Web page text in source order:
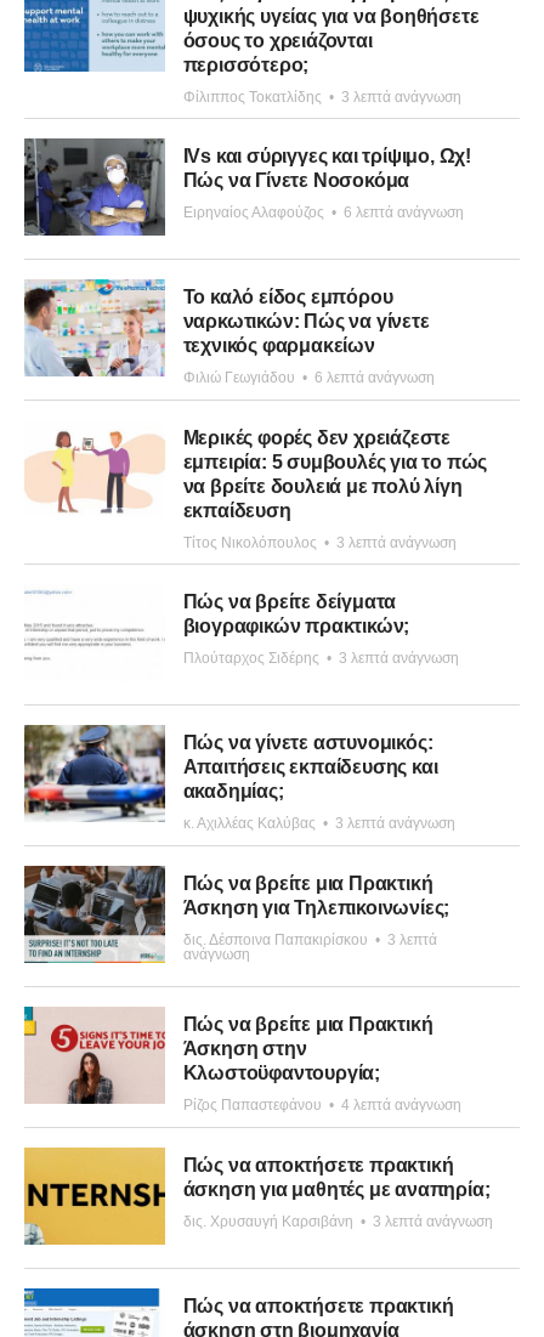
ψυχικής υγείας για να βοηθήσετε
όσους το χρειάζονται
περισσότερο;
Φίλιππος Τοκατλίδης • 3 λεπτά ανάγνωση
IVs και σύριγγες και τρίψιμο, Ωχ!
Πώς να Γίνετε Νοσοκόμα
Ειρηναίος Αλαφούζος • 6 λεπτά ανάγνωση
Το καλό είδος εμπόρου
ναρκωτικών: Πώς να γίνετε
τεχνικός φαρμακείων
Φιλιώ Γεωγιάδου • 6 λεπτά ανάγνωση
Μερικές φορές δεν χρειάζεστε
εμπειρία: 5 συμβουλές για το πώς
να βρείτε δουλειά με πολύ λίγη
εκπαίδευση
Τίτος Νικολόπουλος • 3 λεπτά ανάγνωση
Πώς να βρείτε δείγματα
βιογραφικών πρακτικών;
Πλούταρχος Σιδέρης • 3 λεπτά ανάγνωση
Πώς να γίνετε αστυνομικός:
Απαιτήσεις εκπαίδευσης και
ακαδημίας;
κ. Αχιλλέας Καλύβας • 3 λεπτά ανάγνωση
Πώς να βρείτε μια Πρακτική
Άσκηση για Τηλεπικοινωνίες;
δις. Δέσποινα Παπακιρίσκου • 3 λεπτά
ανάγνωση
Πώς να βρείτε μια Πρακτική
Άσκηση στην
Κλωστοϋφαντουργία;
Ρίζος Παπαστεφάνου • 4 λεπτά ανάγνωση
Πώς να αποκτήσετε πρακτική
άσκηση για μαθητές με αναπηρία;
δις. Χρυσαυγή Καρσιβάνη • 3 λεπτά ανάγνωση
Πώς να αποκτήσετε πρακτική
άσκηση στη βιομηχανία